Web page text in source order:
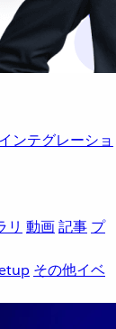
ンテグレーショ
リ 動画記事 プ
その他イベ